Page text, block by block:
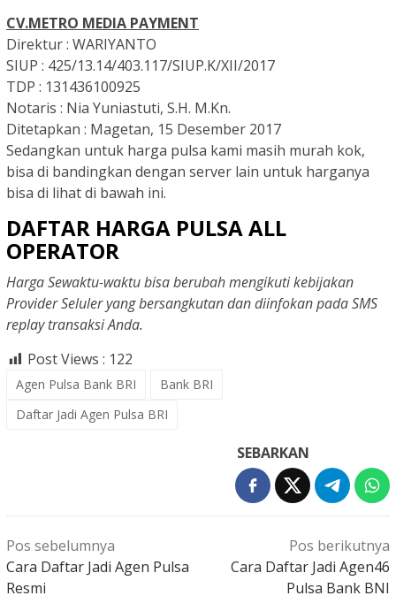
CV.METRO MEDIA PAYMENT
Direktur : WARIYANTO
SIUP : 425/13.14/403.117/SIUP.K/XII/2017
TDP : 131436100925
Notaris : Nia Yuniastuti, S.H. M.Kn.
Ditetapkan : Magetan, 15 Desember 2017
Sedangkan untuk harga pulsa kami masih murah kok,
bisa di bandingkan dengan server lain untuk harganya
bisa di lihat di bawah ini.
DAFTAR HARGA PULSA ALL
OPERATOR
Harga Sewaktu-waktu bisa berubah mengikuti kebijakan
Provider Seluler yang bersangkutan dan diinfokan pada SMS
replay transaksi Anda.
Post Views : 122
Agen Pulsa Bank BRI
Bank BRI
Daftar Jadi Agen Pulsa BRI
SEBARKAN
Navigasi
pos
Pos sebelumnya
Cara Daftar Jadi Agen Pulsa
Resmi
Pos berikutnya
Cara Daftar Jadi Agen46
Pulsa Bank BNI